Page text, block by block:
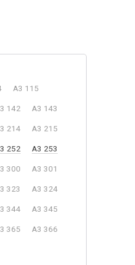
A3 115
142 A3 143
214 A3 215
252 A3 253
300 A3 301
323 A3 324
344 A3 345
365 A3 366